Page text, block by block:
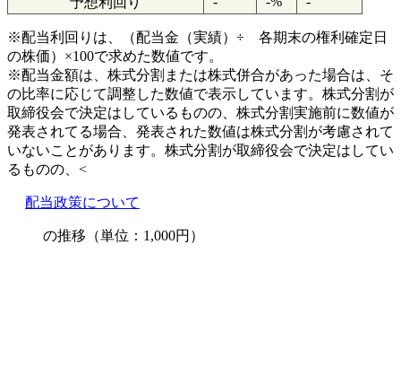
※配当利回りは、（配当金（実績）÷ 各期末の権利確定日
の株価）×100で求めた数値です。
※配当金額は、株式分割または株式併合があった場合は、そ
の比率に応じて調整した数値で表示しています。株式分割が
取締役会で決定はしているものの、株式分割実施前に数値が
発表されてる場合、発表された数値は株式分割が考慮されて
いないことがあります。株式分割が取締役会で決定はしてい
るものの、<
配当政策について
の推移（単位：1,000円）